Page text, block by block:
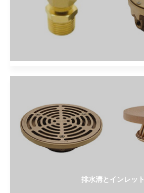
排水溝とインレット